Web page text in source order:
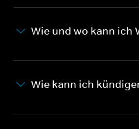
Wie und wo kann ich
Wie kann ich